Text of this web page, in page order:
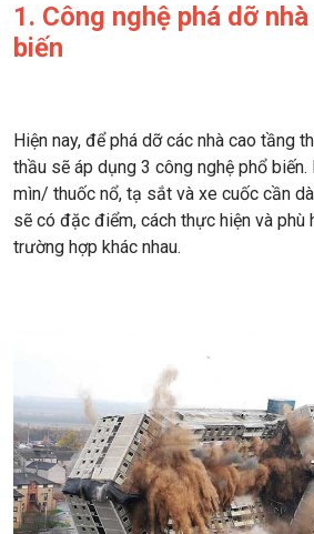
1. Công nghệ phá dỡ
biến
Hiện nay, để phá dỡ các nhà cao tầng
thầu sẽ áp dụng 3 công nghệ phổ
mìn/ thuốc nổ, tạ sắt và xe cuốc cần
sẽ có đặc điểm, cách thực hiện và phù
trường hợp khác nhau.